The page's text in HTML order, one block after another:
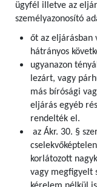
ügyfél illetve az
személyazonosító
őt az eljárásban
hátrányos
ugyanazon
lezárt, vagy
más bírósági
eljárás egyéb
rendelték el.
az Ákr. 30. §
korlátozott
vagy megfigyelt